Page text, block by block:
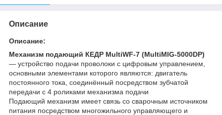
Описание
Описание:
Механизм подающий КЕДР MultiWF-7 (MultiMIG-5000DP)
— устройство подачи проволоки с цифровым управлением,
основными элементами которого являются: двигатель
постоянного тока, соединённый посредством зубчатой
передачи с 4 роликами механизма подачи
Подающий механизм имеет связь со сварочным источником
питания посредством многожильного управляющего и